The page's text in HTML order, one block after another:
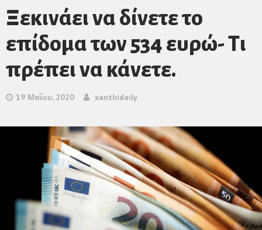
Ξεκινάει να δίνετε το
επίδομα των 534 ευρώ- Τι
πρέπει να κάνετε.
19 Μαΐου, 2020 xanthidaily